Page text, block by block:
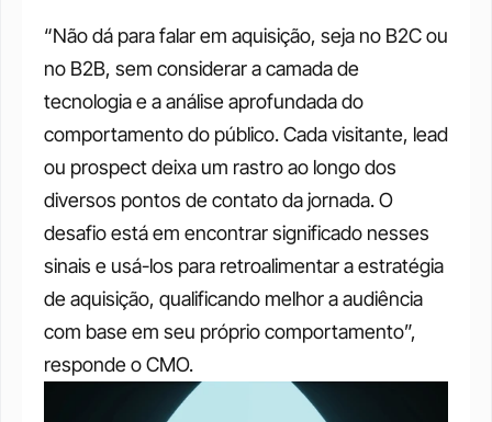
“Não dá para falar em aquisição, seja no B2C ou
no B2B, sem considerar a camada de
tecnologia e a análise aprofundada do
comportamento do público. Cada visitante, lead
ou prospect deixa um rastro ao longo dos
diversos pontos de contato da jornada. O
desafio está em encontrar significado nesses
sinais e usá-los para retroalimentar a estratégia
de aquisição, qualificando melhor a audiência
com base em seu próprio comportamento”,
responde o CMO.